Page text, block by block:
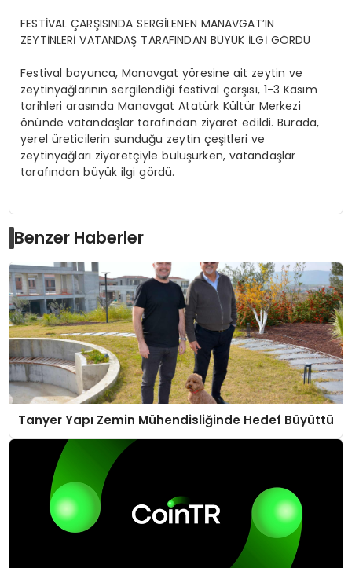
FESTİVAL ÇARŞISINDA SERGİLENEN MANAVGAT’IN
ZEYTİNLERİ VATANDAŞ TARAFINDAN BÜYÜK İLGİ GÖRDÜ
Festival boyunca, Manavgat yöresine ait zeytin ve
zeytinyağlarının sergilendiği festival çarşısı, 1-3 Kasım
tarihleri arasında Manavgat Atatürk Kültür Merkezi
önünde vatandaşlar tarafından ziyaret edildi. Burada,
yerel üreticilerin sunduğu zeytin çeşitleri ve
zeytinyağları ziyaretçiyle buluşurken, vatandaşlar
tarafından büyük ilgi gördü.
Benzer Haberler
Tanyer Yapı Zemin Mühendisliğinde Hedef Büyüttü